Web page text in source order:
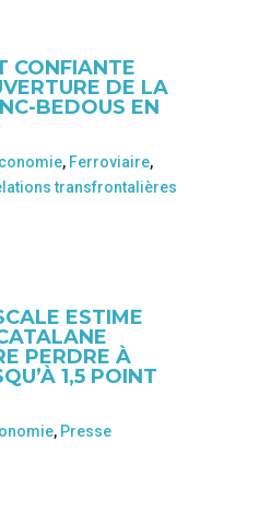
CONFIANTE
DE LA
BEDOUS EN
, Ferroviaire,
transfrontalières
ESTIME
PERDRE À
1,5 POINT
, Presse